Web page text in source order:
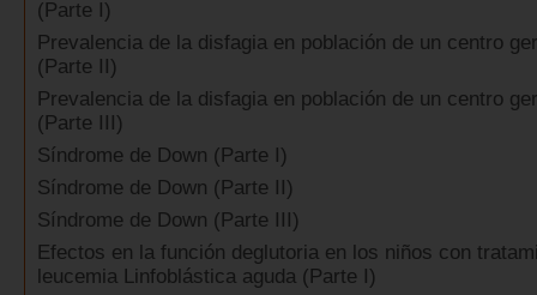
(Parte I)
Prevalencia de la disfagia en población de un centro
(Parte II)
Prevalencia de la disfagia en población de un centro
(Parte III)
Síndrome de Down (Parte I)
Síndrome de Down (Parte II)
Síndrome de Down (Parte III)
Efectos en la función deglutoria en los niños con
leucemia Linfoblástica aguda (Parte I)